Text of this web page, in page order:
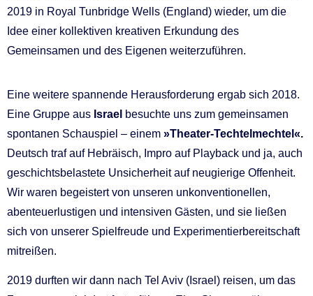
2019 in Royal Tunbridge Wells (England) wieder, um die
Idee einer kollektiven kreativen Erkundung des
Gemeinsamen und des Eigenen weiterzuführen.
Eine weitere spannende Herausforderung ergab sich 2018.
Eine Gruppe aus Israel besuchte uns zum gemeinsamen
spontanen Schauspiel – einem »Theater-Techtelmechtel«.
Deutsch traf auf Hebräisch, Impro auf Playback und ja, auch
geschichtsbelastete Unsicherheit auf neugierige Offenheit.
Wir waren begeistert von unseren unkonventionellen,
abenteuerlustigen und intensiven Gästen, und sie ließen
sich von unserer Spielfreude und Experimentierbereitschaft
mitreißen.
2019 durften wir dann nach Tel Aviv (Israel) reisen, um das